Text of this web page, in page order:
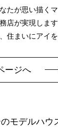
たが思い描く
店が実現します
住まいにアイを
ージへ
モデルハウ